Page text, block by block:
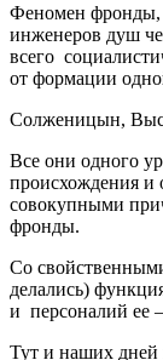
Феномен фронды,
инженеров душ
всего
от формации
Солженицын,
Все они одного
происхождения и
совокупными
фронды.
Со
делались)
и персоналий ее
Тут и наших